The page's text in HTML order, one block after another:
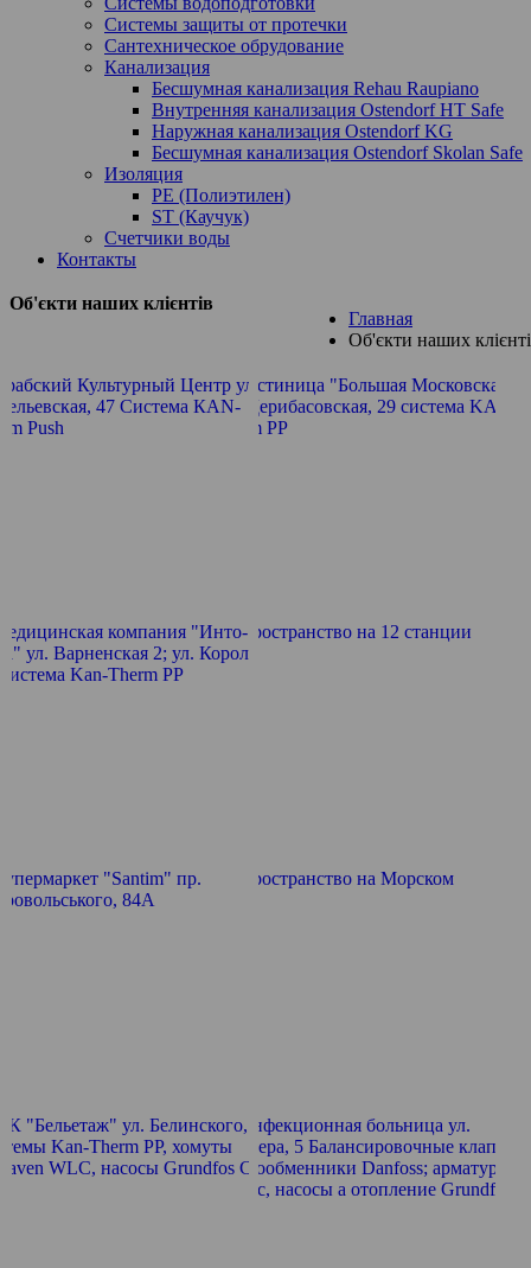
Системы защиты от протечки
Сантехническое обрудование
Канализация
Бесшумная канализация Rehau Raupiano
Внутренняя канализация Ostendorf HT Safe
Наружная канализация Ostendorf KG
Бесшумная канализация Ostendorf Skolan Safe
Изоляция
PE (Полиэтилен)
ST (Каучук)
Счетчики воды
Контакты
Главная
Об'єкти наших
Об'єкти наших клієнтів